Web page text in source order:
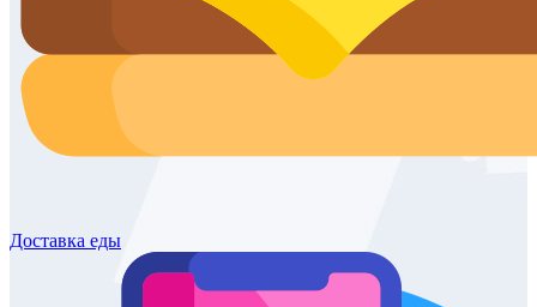
Доставка еды